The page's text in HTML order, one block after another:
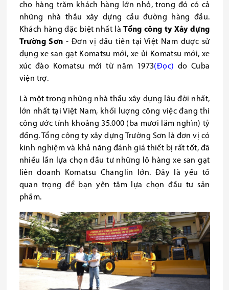
cho hàng trăm khách hàng lớn nhỏ, trong đó có cả
những nhà thầu xây dựng cầu đường hàng đầu.
Khách hàng đặc biệt nhất là Tổng công ty Xây dựng
Trường Sơn - Đơn vị đầu tiên tại Việt Nam được sử
dụng xe san gạt Komatsu mới, xe ủi Komatsu mới, xe
xúc đào Komatsu mới từ năm 1973(Đọc) do Cuba
viện trợ.
Là một trong những nhà thầu xây dựng lâu đời nhất,
lớn nhất tại Việt Nam, khối lượng công việc đang thi
công ước tính khoảng 35.000 (ba mươi lăm nghìn) tỷ
đồng. Tổng công ty xây dựng Trường Sơn là đơn vị có
kinh nghiệm và khả năng đánh giá thiết bị rất tốt, đã
nhiều lần lựa chọn đầu tư những lô hàng xe san gạt
liên doanh Komatsu Changlin lớn. Đây là yếu tố
quan trọng để bạn yên tâm lựa chọn đầu tư sản
phẩm.